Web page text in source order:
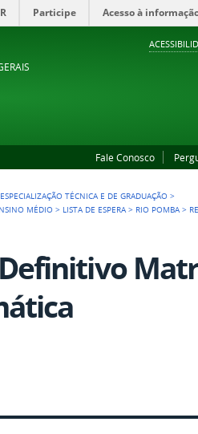
Participe Acesso à
Fale Conosco
TÉCNICA E DE GRADUAÇÃO >
MÉDIO > LISTA DE ESPERA > RIO POMBA >